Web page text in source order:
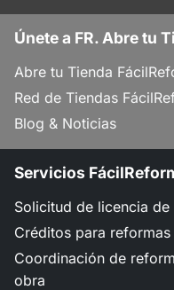
Únete a FR. Abre tu
Abre tu Tienda
Red de Tiendas
Blog & Noticias
Servicios
Solicitud de licencia
Créditos para reformas
Coordinación de
obra